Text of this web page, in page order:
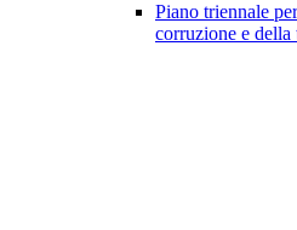
Piano triennale
corruzione e della